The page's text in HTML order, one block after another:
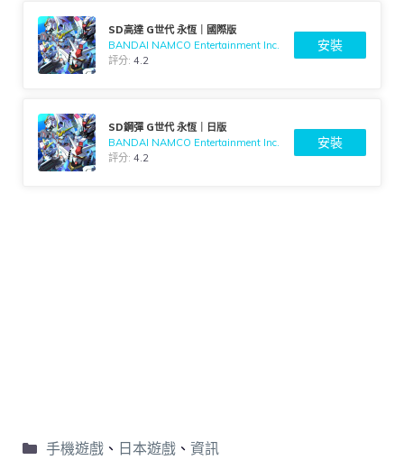
SD高達 G世代 永恆｜國際版
BANDAI NAMCO Entertainment Inc.
評分:4.2
安裝
SD鋼彈 G世代 永恆｜日版
BANDAI NAMCO Entertainment Inc.
評分:4.2
安裝
手機遊戲、 日本遊戲、 資訊